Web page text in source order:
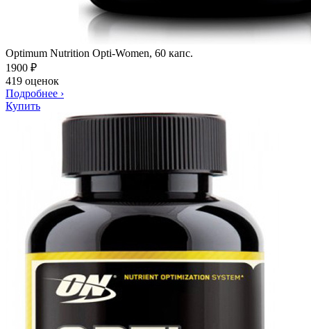
Optimum Nutrition Opti-Women, 60 капс.
1900 ₽
419 оценок
Подробнее ›
Купить